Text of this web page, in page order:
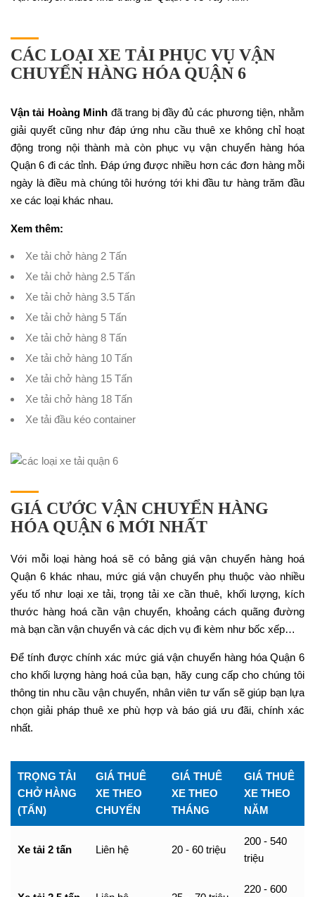
CÁC LOẠI XE TẢI PHỤC VỤ VẬN
CHUYỂN HÀNG HÓA QUẬN 6
Vận tải Hoàng Minh đã trang bị đầy đủ các phương tiện, nhằm
giải quyết cũng như đáp ứng nhu cầu thuê xe không chỉ hoạt
động trong nội thành mà còn phục vụ vận chuyển hàng hóa
Quận 6 đi các tỉnh. Đáp ứng được nhiều hơn các đơn hàng mỗi
ngày là điều mà chúng tôi hướng tới khi đầu tư hàng trăm đầu
xe các loại khác nhau.
Xem thêm:
Xe tải chở hàng 2 Tấn
Xe tải chở hàng 2.5 Tấn
Xe tải chở hàng 3.5 Tấn
Xe tải chở hàng 5 Tấn
Xe tải chở hàng 8 Tấn
Xe tải chở hàng 10 Tấn
Xe tải chở hàng 15 Tấn
Xe tải chở hàng 18 Tấn
Xe tải đầu kéo container
GIÁ CƯỚC VẬN CHUYỂN HÀNG
HÓA QUẬN 6 MỚI NHẤT
Với mỗi loại hàng hoá sẽ có bảng giá vận chuyển hàng hoá
Quận 6 khác nhau, mức giá vận chuyển phụ thuộc vào nhiều
yếu tố như loại xe tải, trọng tải xe cần thuê, khối lượng, kích
thước hàng hoá cần vận chuyển, khoảng cách quãng đường
mà bạn cần vận chuyển và các dịch vụ đi kèm như bốc xếp…
Để tính được chính xác mức giá vận chuyển hàng hóa Quận 6
cho khối lượng hàng hoá của bạn, hãy cung cấp cho chúng tôi
thông tin nhu cầu vận chuyển, nhân viên tư vấn sẽ giúp bạn lựa
chọn giải pháp thuê xe phù hợp và báo giá ưu đãi, chính xác
nhất.
TRỌNG TẢI
CHỞ HÀNG
(TẤN)
GIÁ THUÊ
XE THEO
CHUYẾN
GIÁ THUÊ
XE THEO
THÁNG
GIÁ THUÊ
XE THEO
NĂM
Xe tải 2 tấn Liên hệ 20 - 60 triệu
200 - 540
triệu
220 - 600